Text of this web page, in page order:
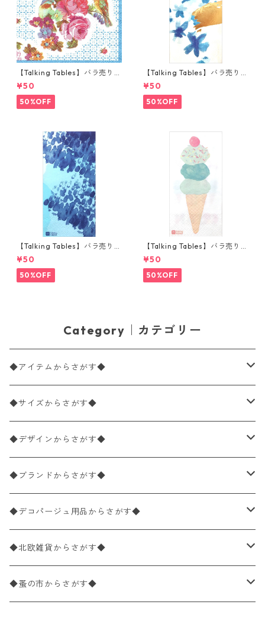
【Talking Tables】バラ売り1
枚 ポケットサイズ ペーパーナ
プキン TRULY ブルー
¥50
50%OFF
【Talking Tables】バラ売り1
枚 ランチサイズ ペーパーナプ
キン FLUORESCENT FLORAL
ブルー
¥50
50%OFF
【Talking Tables】バラ売り1
枚 ランチサイズ ペーパーナプ
キン COASTAL ブルー
¥50
50%OFF
【Talking Tables】バラ売り1
枚 ランチサイズ ペーパーナプ
キン WE LOVE ICE CREAM ホ
ワイト
¥50
50%OFF
Category｜カテゴリー
◆アイテムからさがす◆
ペーパーナプキン2枚バラ売り
ペーパーナプキン1枚バラ売り
ペーパーナプキン20枚入りパック
ペーパーナプキン10枚入りパック
ライスペーパー
ペーパーリネンナプキン
◆サイズからさがす◆
33×33cm（ランチサイズ）
バラ売り
パック売り
25×25cm（カクテルサイズ）
バラ売り
パック売り
40×40cm（ディナーサイズ）
バラ売り
パック売り
21×21cm（ポケットサイズ）
バラ売り
33cm（ラウンド）
◆デザインからさがす◆
花柄
植物・グリーン柄
動物・鳥・昆虫・蝶柄
海・魚柄
◆ブランドからさがす◆
ドイツ製 IHR/イア
ランチサイズ
カクテルサイズ
ドイツ製 Ambiente/アンビエンテ
ランチサイズ
ドイツ製 Paperproducts Design
◆デコパージュ用品からさがす◆
デコパージュ液
デコパージュ下地
◆北欧雑貨からさがす◆
シリコンモールド
◆蚤の市からさがす◆